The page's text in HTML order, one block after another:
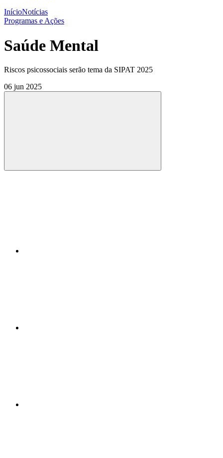
InícioNotícias
Programas e Ações
Saúde Mental
Riscos psicossociais serão tema da SIPAT 2025
06 jun 2025
Compartilhar